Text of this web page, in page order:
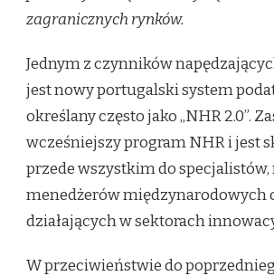
zagranicznych rynków.
Jednym z czynników
jest nowy portugalski system
określany często jako „NHR 2.0”.
wcześniejszy program NHR i jest
przede wszystkim do specjalistów,
menedżerów międzynarodowych
działających w sektorach
W przeciwieństwie do